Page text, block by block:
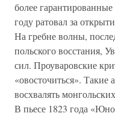
более
году ратовал за
На гребне волны,
польского восстания,
сил. Проуваровские
«овосточиться». Такие
восхвалять
В пьесе 1823 года